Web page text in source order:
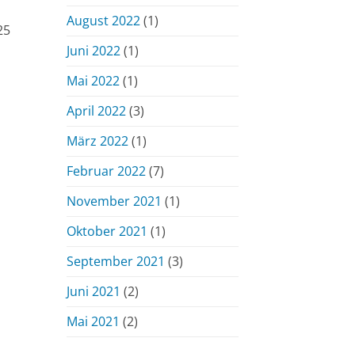
August 2022(1)
Juni 2022(1)
Mai 2022(1)
April 2022(3)
März 2022(1)
Februar 2022(7)
November 2021 (1)
Oktober 2021 (1)
September 2021 (3)
Juni 2021 (2)
Mai 2021 (2)